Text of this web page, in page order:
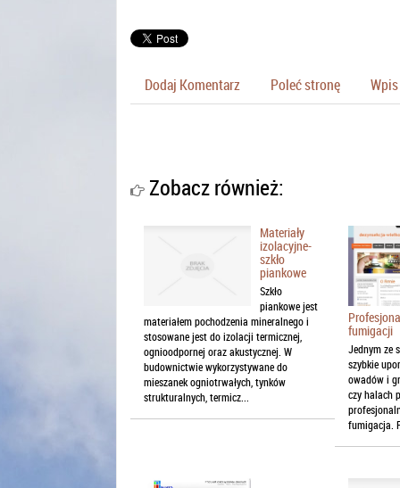
Dodaj Komentarz Poleć stronę
Zobacz również:
Materiały
izolacyjne-
szkło
piankowe
Szkło
piankowe jest
materiałem pochodzenia mineralnego i
stosowane jest do izolacji termicznej,
ognioodpornej oraz akustycznej. W
budownictwie wykorzystywane do
mieszanek ogniotrwałych, tynków
strukturalnych, termicz...
fumigacji
Jednym ze
szybkie
owadów i
czy halach
fumigacja.